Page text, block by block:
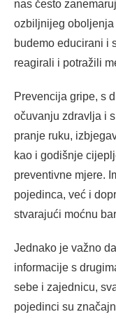
nas često
ozbiljnijeg oboljenja
budemo educirani i
reagirali i potražili
Prevencija gripe, s
očuvanju zdravlja i
pranje ruku,
kao i godišnje
preventivne mjere.
pojedinca, već i
stvarajući moćnu
Jednako je važno
informacije s
sebe i zajednicu,
pojedinci su